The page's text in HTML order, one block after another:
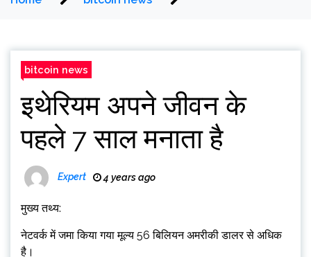
bitcoin news
इथेरियम अपने जीवन के
पहले 7 साल मनाता है
Expert 4 years ago
मुख्य तथ्य:
नेटवर्क में जमा किया गया मूल्य 56 बिलियन अमरीकी डालर से अधिक
है।